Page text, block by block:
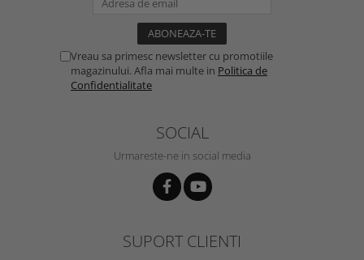
Vreau sa primesc newsletter cu promotiile
magazinului. Afla mai multe in Politica de
Confidentialitate
SOCIAL
Urmareste-ne in social media
SUPORT CLIENTI